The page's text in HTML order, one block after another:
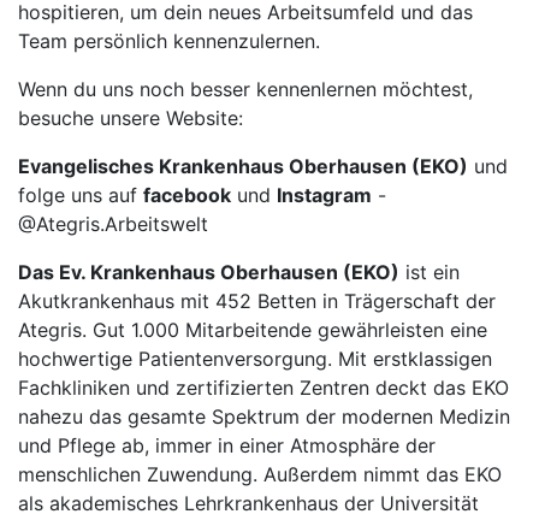
hospitieren, um dein neues Arbeitsumfeld und das
Team persönlich kennenzulernen.
Wenn du uns noch besser kennenlernen möchtest,
besuche unsere Website:
Evangelisches Krankenhaus Oberhausen (EKO) und
folge uns auf facebook und Instagram -
@Ategris.Arbeitswelt
Das Ev. Krankenhaus Oberhausen (EKO) ist ein
Akutkrankenhaus mit 452 Betten in Trägerschaft der
Ategris. Gut 1.000 Mitarbeitende gewährleisten eine
hochwertige Patientenversorgung. Mit erstklassigen
Fachkliniken und zertifizierten Zentren deckt das EKO
nahezu das gesamte Spektrum der modernen Medizin
und Pflege ab, immer in einer Atmosphäre der
menschlichen Zuwendung. Außerdem nimmt das EKO
als akademisches Lehrkrankenhaus der Universität